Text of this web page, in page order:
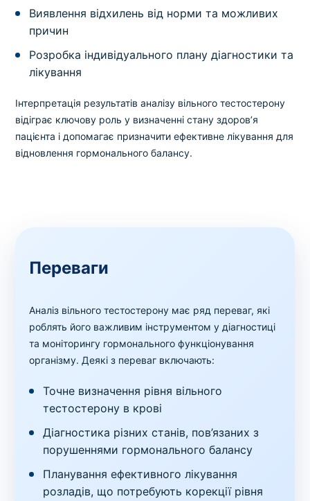
Виявлення відхилень від норми та можливих
причин
Розробка індивідуального плану діагностики та
лікування
Інтерпретація результатів аналізу вільного тестостерону
відіграє ключову роль у визначенні стану здоров’я
пацієнта і допомагає призначити ефективне лікування для
відновлення гормонального балансу.
Переваги
Аналіз вільного тестостерону має ряд переваг, які
роблять його важливим інструментом у діагностиці
та моніторингу гормонального функціонування
організму. Деякі з переваг включають:
Точне визначення рівня вільного
тестостерону в крові
Діагностика різних станів, пов’язаних з
порушеннями гормонального балансу
Планування ефективного лікування
розладів, що потребують корекції рівня